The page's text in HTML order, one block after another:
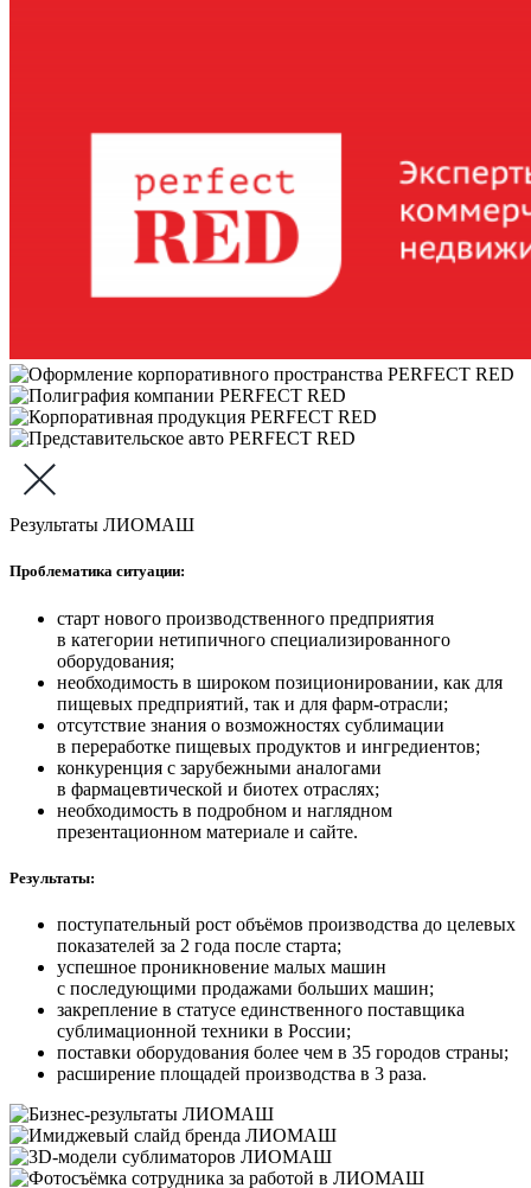
Результаты ЛИОМАШ
Проблематика ситуации:
старт нового производственного предприятия
в категории нетипичного специализированного
оборудования;
необходимость в широком позиционировании, как для
пищевых предприятий, так и для фарм-отрасли;
отсутствие знания о возможностях сублимации
в переработке пищевых продуктов и ингредиентов;
конкуренция с зарубежными аналогами
в фармацевтической и биотех отраслях;
необходимость в подробном и наглядном
презентационном материале и сайте.
Результаты:
поступательный рост объёмов производства до целевых
показателей за 2 года после старта;
успешное проникновение малых машин
с последующими продажами больших машин;
закрепление в статусе единственного поставщика
сублимационной техники в России;
поставки оборудования более чем в 35 городов страны;
расширение площадей производства в 3 раза.